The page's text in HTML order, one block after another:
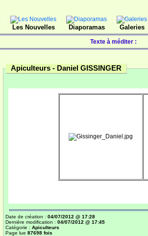
Les Nouvelles Diaporamas Galeries
Texte à méditer :
Apiculteurs - Daniel GISSINGER
Date de création : 04/07/2012 @ 17:28
Dernière modification : 04/07/2012 @ 17:45
Catégorie : Apiculteurs
Page lue 87698 fois